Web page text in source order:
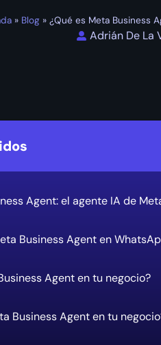
» Blog » ¿Qué es Meta Business
Adrián De La
Agent: el agente IA de
Business Agent en
Agent en tu negocio?
Business Agent en tu